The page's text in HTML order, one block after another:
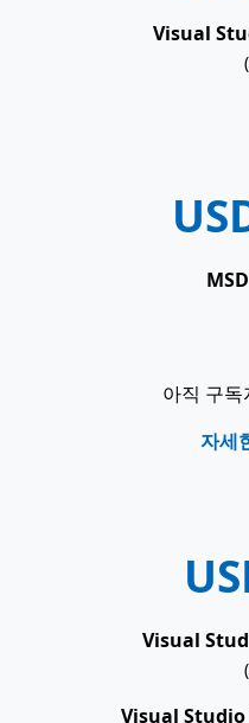
Visual
아직 구독
자세
Visual
Visual